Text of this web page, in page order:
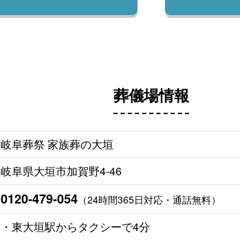
葬儀場情報
岐阜葬祭 家族葬の大垣
岐阜県大垣市加賀野4-46
0120-479-054 （24時間365日対応・通話無料）
・東大垣駅からタクシーで4分